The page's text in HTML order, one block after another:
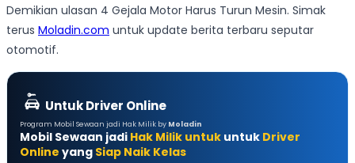
Demikian ulasan 4 Gejala Motor Harus Turun Mesin. Simak
terus Moladin.com untuk update berita terbaru seputar
otomotif.
Untuk Driver Online
Program Mobil Sewaan jadi Hak Milik by Moladin
Mobil Sewaan jadi Hak Milik untuk untuk Driver
Online yang Siap Naik Kelas